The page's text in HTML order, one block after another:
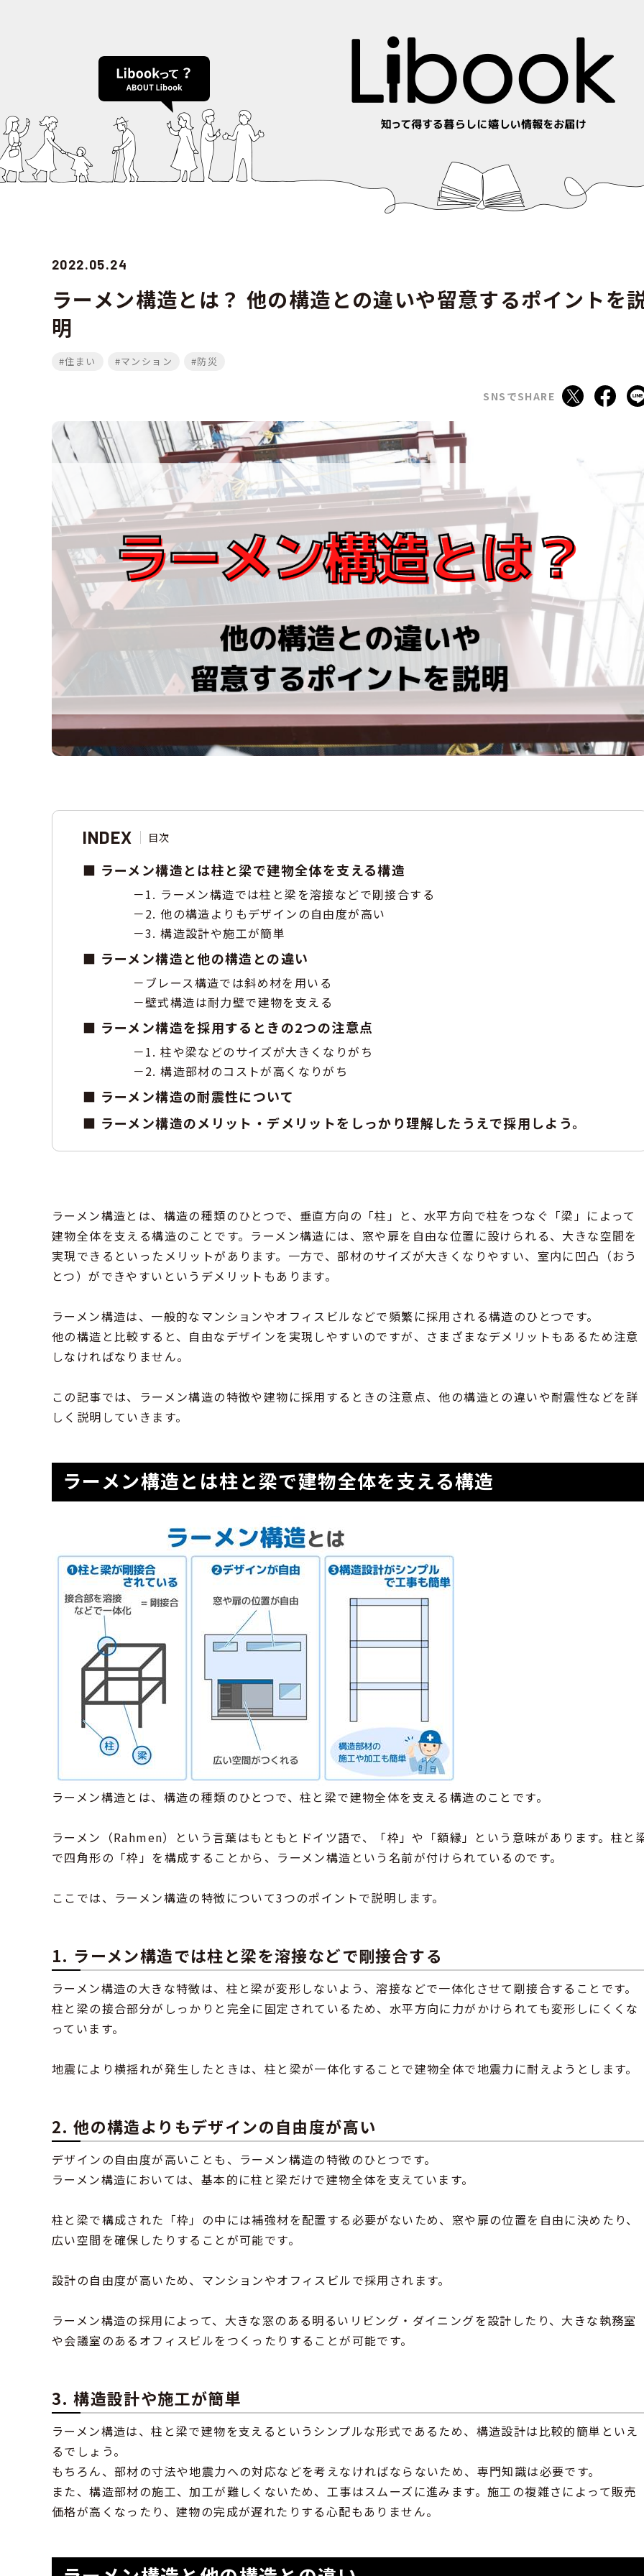
2022.05.24
ラーメン構造とは？ 他の構造との違いや留意するポイントを
明
#住まい #マンション #防災
SNSでSHARE
INDEX 目次
ラーメン構造とは柱と梁で建物全体を支える構造
1. ラーメン構造では柱と梁を溶接などで剛接合する
2. 他の構造よりもデザインの自由度が高い
3. 構造設計や施工が簡単
ラーメン構造と他の構造との違い
ブレース構造では斜め材を用いる
壁式構造は耐力壁で建物を支える
ラーメン構造を採用するときの2つの注意点
1. 柱や梁などのサイズが大きくなりがち
2. 構造部材のコストが高くなりがち
ラーメン構造の耐震性について
ラーメン構造のメリット・デメリットをしっかり理解したうえで採用しよう。
ラーメン構造とは、構造の種類のひとつで、垂直方向の「柱」と、水平方向で柱をつなぐ「梁」によって
建物全体を支える構造のことです。ラーメン構造には、窓や扉を自由な位置に設けられる、大きな空間を
実現できるといったメリットがあります。一方で、部材のサイズが大きくなりやすい、室内に凹凸（おう
とつ）ができやすいというデメリットもあります。
ラーメン構造は、一般的なマンションやオフィスビルなどで頻繁に採用される構造のひとつです。
他の構造と比較すると、自由なデザインを実現しやすいのですが、さまざまなデメリットもあるため注意
しなければなりません。
この記事では、ラーメン構造の特徴や建物に採用するときの注意点、他の構造との違いや耐震性などを詳
しく説明していきます。
ラーメン構造とは柱と梁で建物全体を支える構造
ラーメン構造とは、構造の種類のひとつで、柱と梁で建物全体を支える構造のことです。
ラーメン（Rahmen）という言葉はもともとドイツ語で、「枠」や「額縁」という意味があります。柱と
で四角形の「枠」を構成することから、ラーメン構造という名前が付けられているのです。
ここでは、ラーメン構造の特徴について3つのポイントで説明します。
1. ラーメン構造では柱と梁を溶接などで剛接合する
ラーメン構造の大きな特徴は、柱と梁が変形しないよう、溶接などで一体化させて剛接合することです。
柱と梁の接合部分がしっかりと完全に固定されているため、水平方向に力がかけられても変形しにくくな
っています。
地震により横揺れが発生したときは、柱と梁が一体化することで建物全体で地震力に耐えようとします。
2. 他の構造よりもデザインの自由度が高い
デザインの自由度が高いことも、ラーメン構造の特徴のひとつです。
ラーメン構造においては、基本的に柱と梁だけで建物全体を支えています。
柱と梁で構成された「枠」の中には補強材を配置する必要がないため、窓や扉の位置を自由に決めたり、
広い空間を確保したりすることが可能です。
設計の自由度が高いため、マンションやオフィスビルで採用されます。
ラーメン構造の採用によって、大きな窓のある明るいリビング・ダイニングを設計したり、大きな執務室
や会議室のあるオフィスビルをつくったりすることが可能です。
3. 構造設計や施工が簡単
ラーメン構造は、柱と梁で建物を支えるというシンプルな形式であるため、構造設計は比較的簡単といえ
るでしょう。
もちろん、部材の寸法や地震力への対応などを考えなければならないため、専門知識は必要です。
また、構造部材の施工、加工が難しくないため、工事はスムーズに進みます。施工の複雑さによって販売
価格が高くなったり、建物の完成が遅れたりする心配もありません。